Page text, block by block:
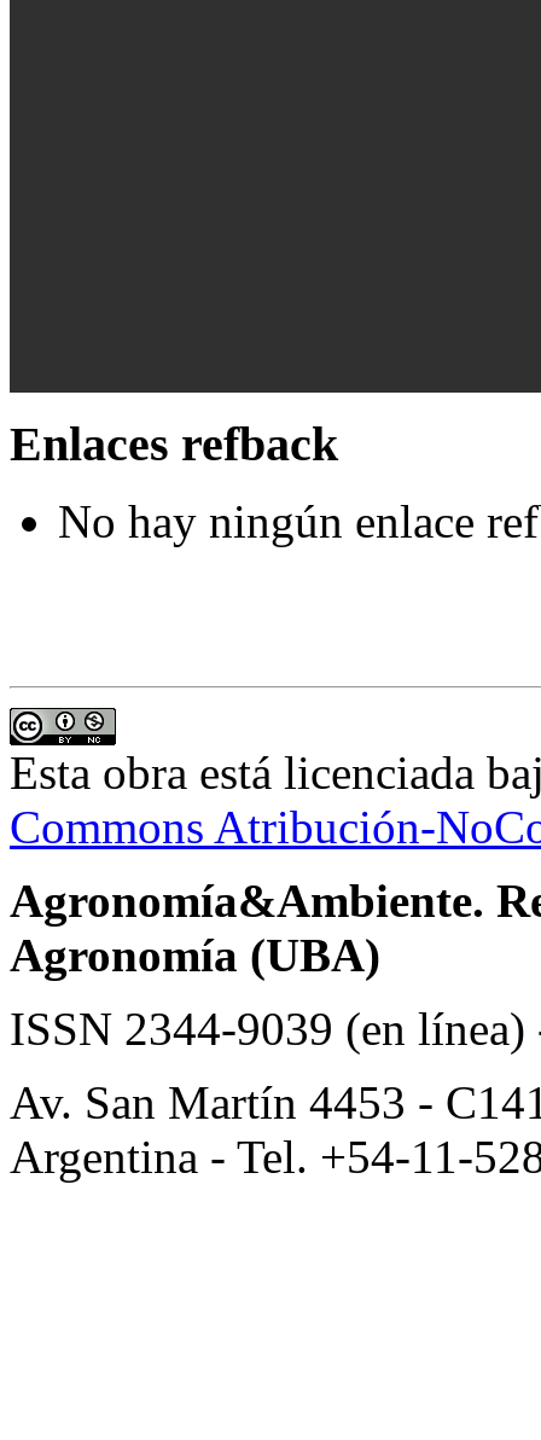
Enlaces refback
No hay ningún enlace
Esta obra está licenciada
Commons Atribución-
Agronomía&Ambiente.
Agronomía (UBA)
ISSN 2344-9039 (en
Av. San Martín 4453 -
Argentina - Tel. +54-11-